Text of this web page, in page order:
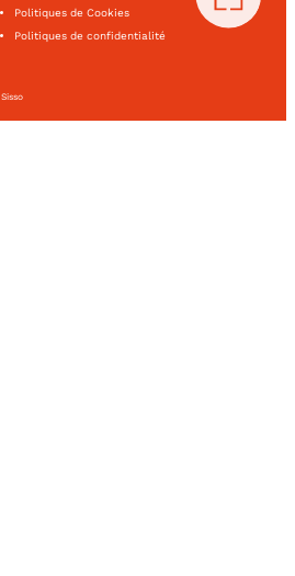
Politiques de Cookies
Politiques de confidentialité